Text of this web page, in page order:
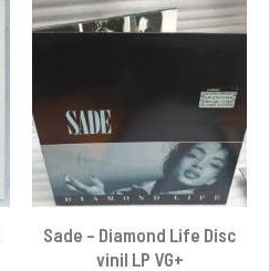
Sade – Diamond Life Disc
vinil LP VG+